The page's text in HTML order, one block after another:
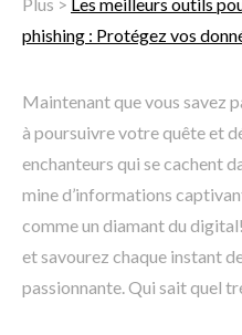
Plus > Les meilleurs outils
phishing : Protégez vos
Maintenant que vous savez
à poursuivre votre quête et
enchanteurs qui se cachent
mine d’informations
comme un diamant du
et savourez chaque instant
passionnante. Qui sait quel